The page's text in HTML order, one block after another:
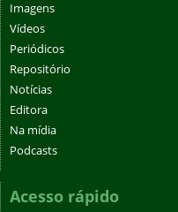
Imagens
Vídeos
Periódicos
Repositório
Notícias
Editora
Na mídia
Podcasts
Acesso rápido